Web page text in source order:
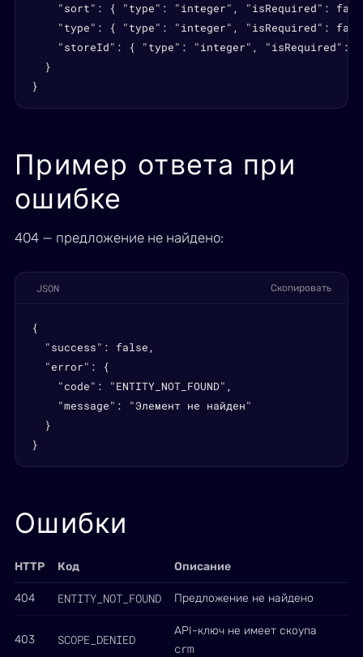
"sort": { "type": "integer", "isRequired":
"type": { "type": "integer", "isRequired":
"storeId": { "type": "integer", "isRequired":
  }
}
Пример ответа при
ошибке
404 — предложение не найдено:
JSON Скопировать
{
  "success": false,
  "error": {
    "code": "ENTITY_NOT_FOUND",
    "message": "Элемент не найден"
  }
}
Ошибки
HTTP Код Описание
404 ENTITY_NOT_FOUND Предложение не найдено
403 SCOPE_DENIED
API-ключ не имеет скоупа
crm